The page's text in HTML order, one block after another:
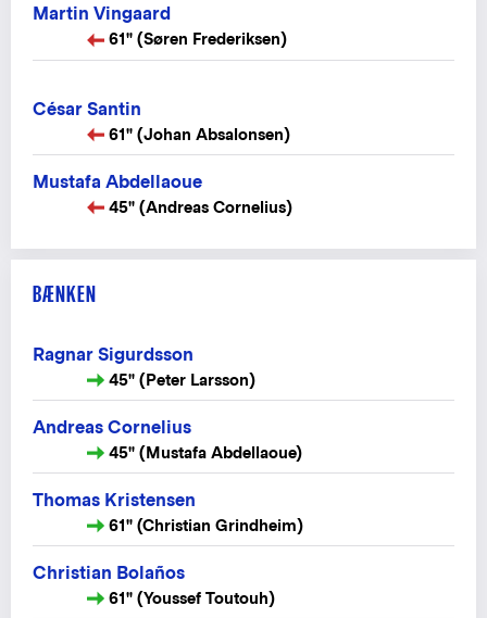
Martin Vingaard
61" (Søren Frederiksen)
César Santin
61" (Johan Absalonsen)
Mustafa Abdellaoue
45" (Andreas Cornelius)
BÆNKEN
Ragnar Sigurdsson
45" (Peter Larsson)
Andreas Cornelius
45" (Mustafa Abdellaoue)
Thomas Kristensen
61" (Christian Grindheim)
Christian Bolaños
61" (Youssef Toutouh)